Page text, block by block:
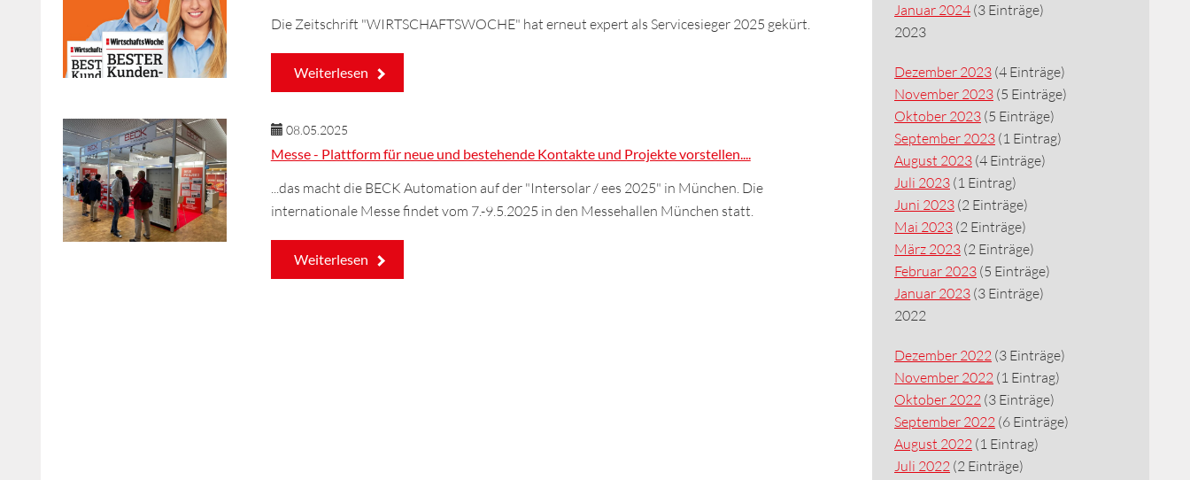
Die Zeitschrift "WIRTSCHAFTSWOCHE" hat erneut expert als Servicesieger 2025 gekürt.
Weiterlesen
08.05.2025
Messe - Plattform für neue und bestehende Kontakte und Projekte vorstellen....
...das macht die BECK Automation auf der "Intersolar / ees 2025" in München. Die
internationale Messe findet vom 7.-9.5.2025 in den Messehallen München statt.
Weiterlesen
Januar 2024 (3 Einträge)
2023
Dezember 2023 (4 Einträge)
November 2023 (5 Einträge)
Oktober 2023 (5 Einträge)
September 2023 (1 Eintrag)
August 2023 (4 Einträge)
Juli 2023 (1 Eintrag)
Juni 2023 (2 Einträge)
Mai 2023 (2 Einträge)
März 2023 (2 Einträge)
Februar 2023 (5 Einträge)
Januar 2023 (3 Einträge)
2022
Dezember 2022 (3 Einträge)
November 2022 (1 Eintrag)
Oktober 2022 (3 Einträge)
September 2022 (6 Einträge)
August 2022 (1 Eintrag)
Juli 2022 (2 Einträge)